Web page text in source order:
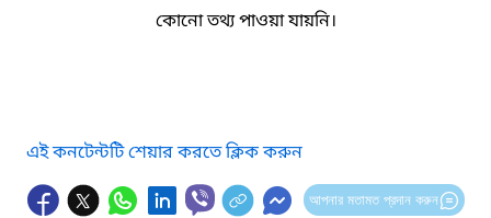
কোনো তথ্য পাওয়া যায়নি।
এই কনটেন্টটি শেয়ার করতে ক্লিক করুন
আপনার মতামত প্রদান করুন